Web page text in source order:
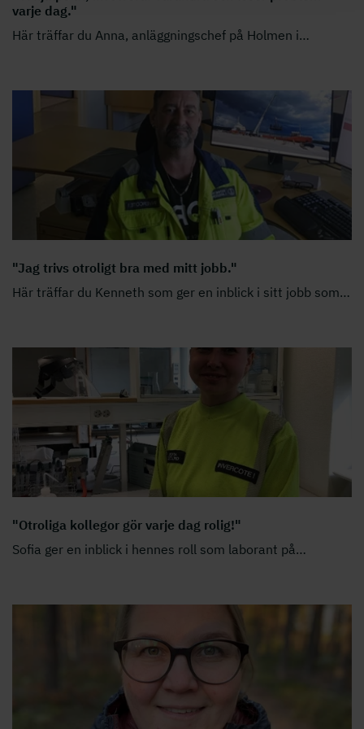
varje dag."
Här träffar du Anna, anläggningschef på Holmen i…
"Jag trivs otroligt bra med mitt jobb."
Här träffar du Kenneth som ger en inblick i sitt jobb som…
"Otroliga kollegor gör varje dag rolig!"
Sofia ger en inblick i hennes roll som laborant på…